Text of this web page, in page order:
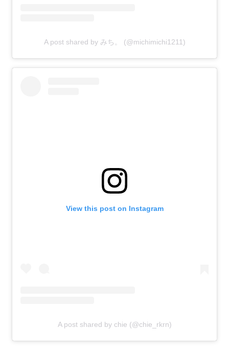
A post shared by みち。 (@michimichi1211)
View this post on Instagram
A post shared by chie (@chie_rkrn)